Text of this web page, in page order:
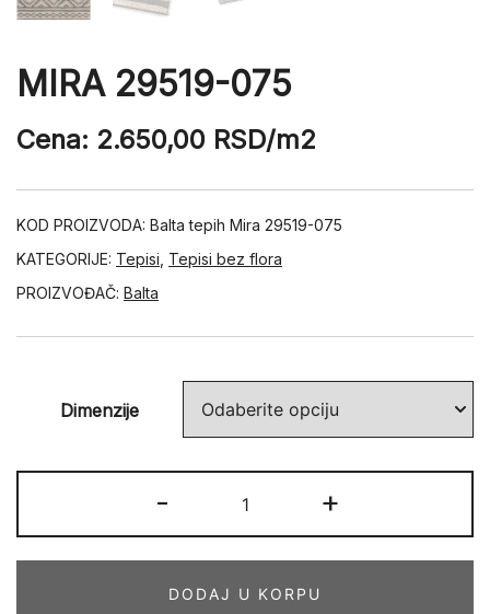
MIRA 29519-075
Cena: 2.650,00 RSD/m2
KOD PROIZVODA: Balta tepih Mira 29519-075
KATEGORIJE: Tepisi Tepisi bez flora
PROIZVOĐAČ: Balta
Dimenzije
-
29519-
075
+
DODAJ U KORPU